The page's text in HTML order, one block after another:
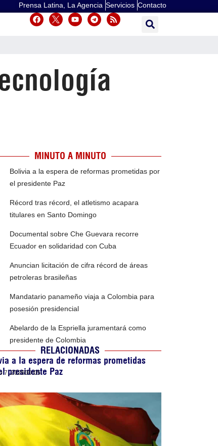
Prensa Latina, La Agencia Servicios Contacto
MINUTO A MINUTO
Bolivia a la espera de reformas prometidas por
el presidente Paz
Récord tras récord, el atletismo acapara
titulares en Santo Domingo
Documental sobre Che Guevara recorre
Ecuador en solidaridad con Cuba
Anuncian licitación de cifra récord de áreas
petroleras brasileñas
Mandatario panameño viaja a Colombia para
posesión presidencial
Abelardo de la Espriella juramentará como
presidente de Colombia
RELACIONADAS
a la espera de reformas prometidas
presidente Paz
7, 202600:05